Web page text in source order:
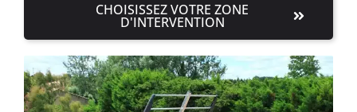
CHOISISSEZ VOTRE ZONE
D'INTERVENTION